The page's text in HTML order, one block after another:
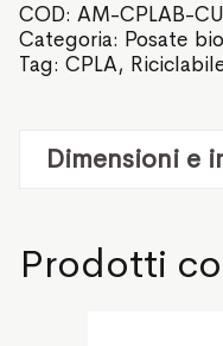
COD: AM-CPLAB-
Categoria: Posate bio
Tag: CPLA,
Dimensioni e
Prodotti